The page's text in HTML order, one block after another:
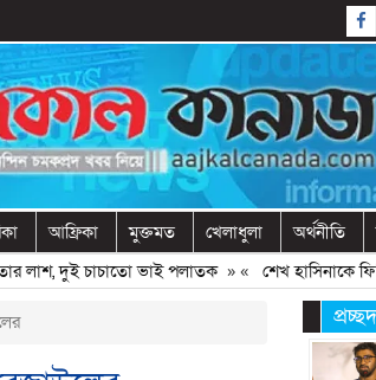
আফ্রিকা মুক্তমত খেলাধুলা অর্থনীতি
দুই চাচাতো ভাই পলাতক» «শেখ হাসিনাকে